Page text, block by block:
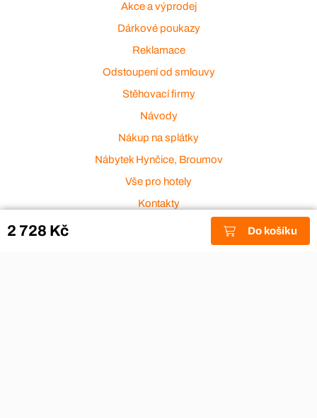
2 728 Kč Do košíku
Akce a výprodej
Dárkové poukazy
Reklamace
Odstoupení od smlouvy
Stěhovací firmy
Návody
Nákup na splátky
Nábytek Hynčice, Broumov
Vše pro hotely
Kontakty
Přijímáme platební karty